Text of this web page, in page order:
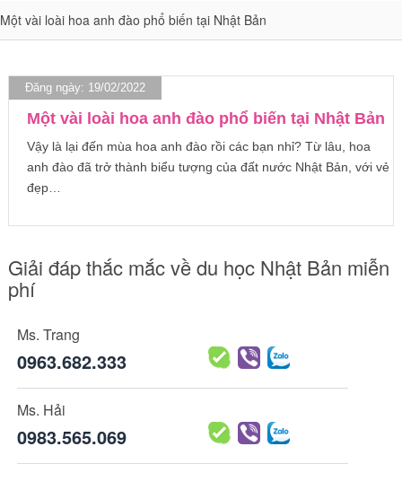
Một vài loài hoa anh đào phổ biến tại Nhật Bản
Đăng ngày: 19/02/2022
Một vài loài hoa anh đào phổ biến tại Nhật Bản
Vậy là lại đến mùa hoa anh đào rồi các bạn nhỉ? Từ lâu, hoa
anh đào đã trở thành biểu tượng của đất nước Nhật Bản, với vẻ
đẹp…
Giải đáp thắc mắc về du học Nhật Bản miễn
phí
Ms. Trang
0963.682.333
Ms. Hải
0983.565.069